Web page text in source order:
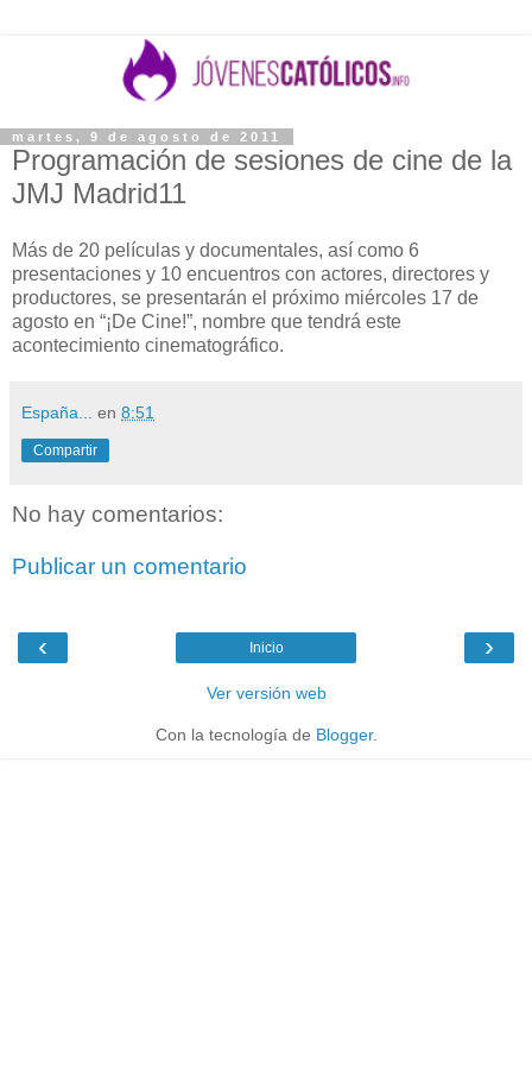
martes, 9 de agosto de 2011
Programación de sesiones de cine de la
JMJ Madrid11
Más de 20 películas y documentales, así como 6
presentaciones y 10 encuentros con actores, directores y
productores, se presentarán el próximo miércoles 17 de
agosto en “¡De Cine!”, nombre que tendrá este
acontecimiento cinematográfico.
España... en 8:51
Compartir
No hay comentarios:
Publicar un comentario
‹ ›
Inicio
Ver versión web
Con la tecnología de Blogger.